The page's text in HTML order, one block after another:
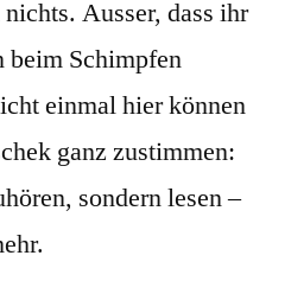
Ausser, dass ihr
beim Schimpfen
einmal hier können
ganz zustimmen:
sondern lesen –